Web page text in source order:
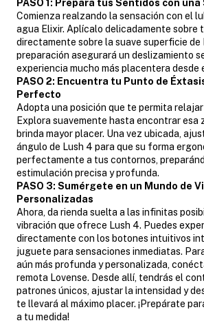
PASO 1: Prepara tus Sentidos con una
Comienza realzando la sensación con el
agua Elixir. Aplícalo delicadamente sobre
directamente sobre la suave superficie de
preparación asegurará un deslizamiento
experiencia mucho más placentera desde
PASO 2: Encuentra tu Punto de
Perfecto
Adopta una posición que te permita
Explora suavemente hasta encontrar esa
brinda mayor placer. Una vez ubicada,
ángulo de Lush 4 para que su forma
perfectamente a tus contornos,
estimulación precisa y profunda.
PASO 3: Sumérgete en un Mundo de
Personalizadas
Ahora, da rienda suelta a las infinitas
vibración que ofrece Lush 4. Puedes
directamente con los botones intuitivos
juguete para sensaciones inmediatas.
aún más profunda y personalizada,
remota Lovense. Desde allí, tendrás el
patrones únicos, ajustar la intensidad y
te llevará al máximo placer. ¡Prepárate
a tu medida!